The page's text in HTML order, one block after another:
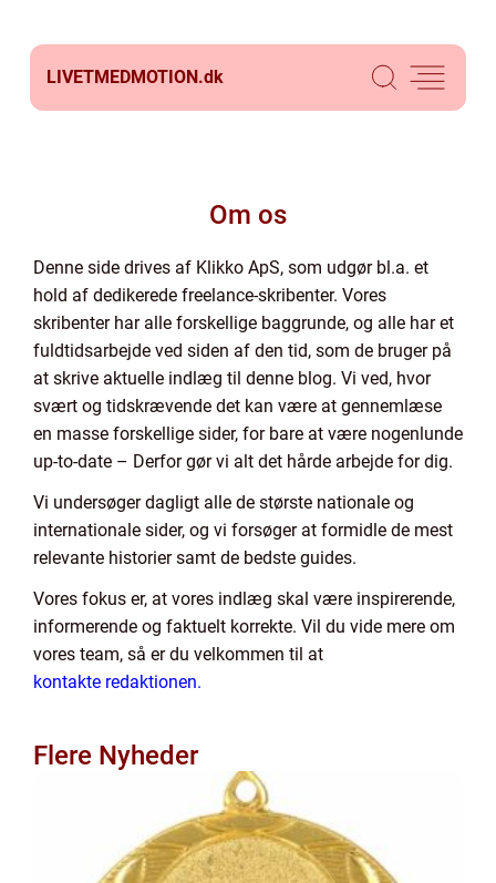
LIVETMEDMOTION.dk
Om os
Denne side drives af Klikko ApS, som udgør bl.a. et
hold af dedikerede freelance-skribenter. Vores
skribenter har alle forskellige baggrunde, og alle har et
fuldtidsarbejde ved siden af den tid, som de bruger på
at skrive aktuelle indlæg til denne blog. Vi ved, hvor
svært og tidskrævende det kan være at gennemlæse
en masse forskellige sider, for bare at være nogenlunde
up-to-date – Derfor gør vi alt det hårde arbejde for dig.
Vi undersøger dagligt alle de største nationale og
internationale sider, og vi forsøger at formidle de mest
relevante historier samt de bedste guides.
Vores fokus er, at vores indlæg skal være inspirerende,
informerende og faktuelt korrekte. Vil du vide mere om
vores team, så er du velkommen til at
kontakte redaktionen.
Flere Nyheder